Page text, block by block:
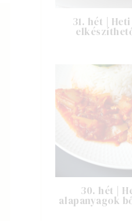
31. hét |
30. hét |
alapanyagok